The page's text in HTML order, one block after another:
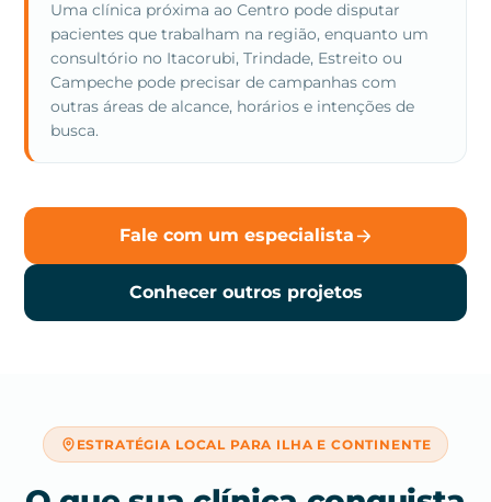
Uma clínica próxima ao Centro pode disputar
pacientes que trabalham na região, enquanto um
consultório no Itacorubi, Trindade, Estreito ou
Campeche pode precisar de campanhas com
outras áreas de alcance, horários e intenções de
busca.
Fale com um especialista
Conhecer outros projetos
ESTRATÉGIA LOCAL PARA ILHA E CONTINENTE